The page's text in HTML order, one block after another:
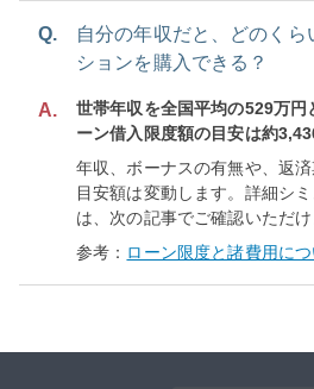
Q.
自分の年収だと、どのくら
ションを購入できる？
A.
世帯年収を全国平均の529万円
ーン借入限度額の目安は約
年収、ボーナスの有無や、返
目安額は変動します。詳細シ
は、次の記事でご確認いただけ
参考： ローン限度と諸費用に